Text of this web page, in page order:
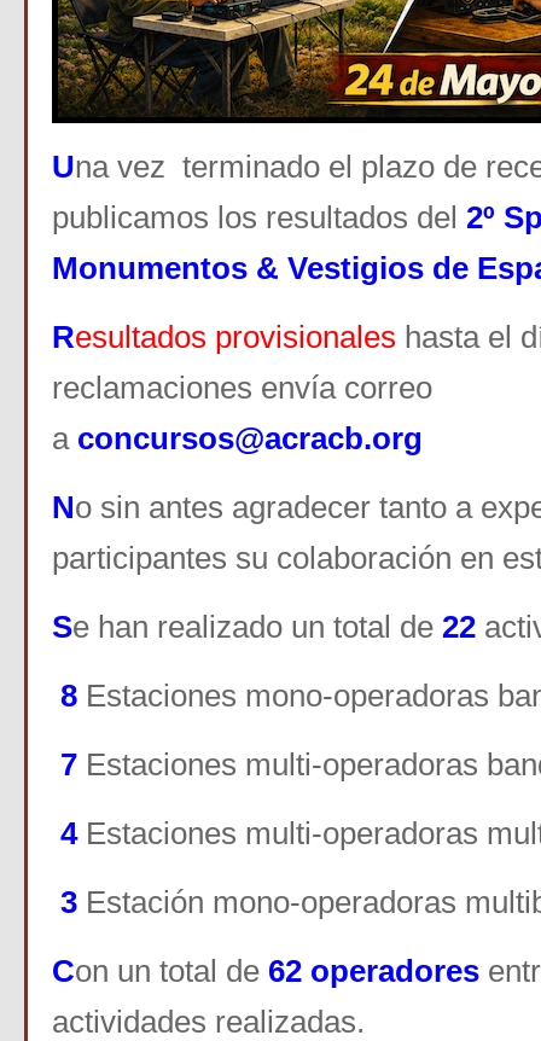
Una vez terminado el plazo de
publicamos los resultados del 2º
Monumentos & Vestigios de
Resultados provisionales hasta el
reclamaciones envía correo
a concursos@acracb.org
No sin antes agradecer tanto a
participantes su colaboración en
Se han realizado un total de 22
8 Estaciones mono-operadoras
7Estaciones multi-operadoras
4 Estaciones multi-operadoras
3 Estación mono-operadoras
Con un total de 62 operadores
actividades realizadas.